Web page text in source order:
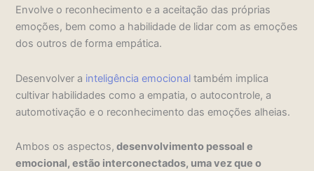
Envolve o reconhecimento e a aceitação das próprias
emoções, bem como a habilidade de lidar com as emoções
dos outros de forma empática.
Desenvolver a inteligência emocional também implica
cultivar habilidades como a empatia, o autocontrole, a
automotivação e o reconhecimento das emoções alheias.
Ambos os aspectos, desenvolvimento pessoal e
emocional, estão interconectados, uma vez que o